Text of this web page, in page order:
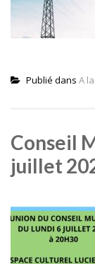
Publié dans A
Conseil
juillet